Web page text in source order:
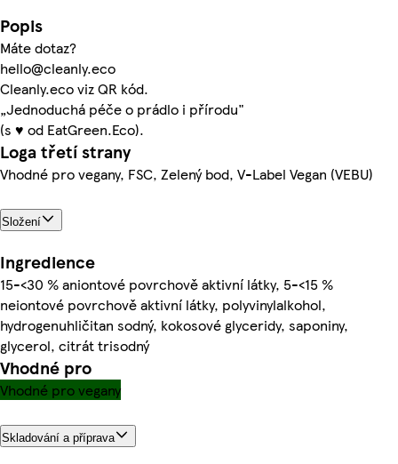
Popis
Máte dotaz?
hello@cleanly.eco
Cleanly.eco viz QR kód.
„Jednoduchá péče o prádlo i přírodu"
(s ♥ od EatGreen.Eco).
Loga třetí strany
Vhodné pro vegany, FSC, Zelený bod, V-Label Vegan (VEBU)
Složení
Ingredience
15-<30 % aniontové povrchově aktivní látky, 5-<15 %
neiontové povrchově aktivní látky, polyvinylalkohol,
hydrogenuhličitan sodný, kokosové glyceridy, saponiny,
glycerol, citrát trisodný
Vhodné pro
Vhodné pro vegany
Skladování a příprava